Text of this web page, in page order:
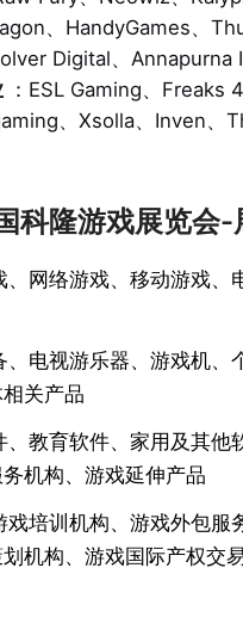
、HandyGames、
Digital、Annapurna
：ESL Gaming、Freaks
、Xsolla、Inven、
科隆游戏展览会-
、网络游戏、移动游戏、
、电视游乐器、游戏机、
关产品
、教育软件、家用及其他
机构、游戏延伸产品
戏培训机构、游戏外包服
机构、游戏国际产权交